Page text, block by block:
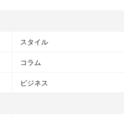
スタイル
コラム
ビジネス